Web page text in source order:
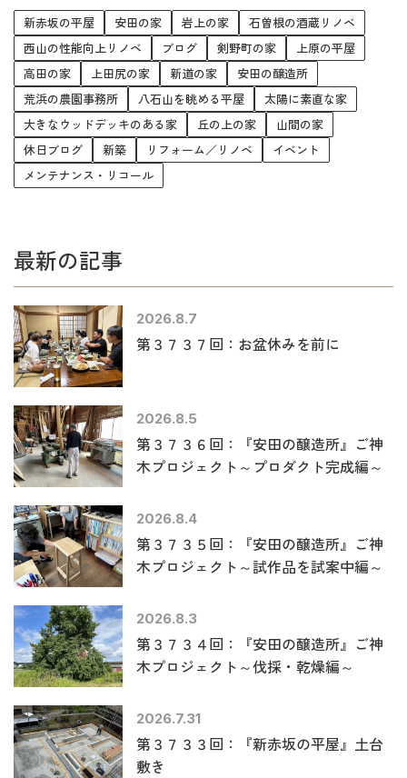
新赤坂の平屋 安田の家 岩上の家
石曽根の酒蔵リノベ
西山の性能向上リノベ
ブログ 剣野町の家
上原の平屋
高田の家
上田尻の家 新道の家
安田の醸造所
荒浜の農園事務所
八石山を眺める平屋
太陽に素直な家
大きなウッドデッキのある家
丘の上の家
山間の家
休日ブログ
新築 リフォーム／リノベ
イベント
メンテナンス・リコール
最新の記事
2026.8.7
第３７３７回：お盆休みを前に
2026.8.5
第３７３６回：『安田の醸造所』ご神
木プロジェクト～プロダクト完成編～
2026.8.4
第３７３５回：『安田の醸造所』ご神
木プロジェクト～試作品を試案中編～
2026.8.3
第３７３４回：『安田の醸造所』ご神
木プロジェクト～伐採・乾燥編～
2026.7.31
第３７３３回：『新赤坂の平屋』土台
敷き